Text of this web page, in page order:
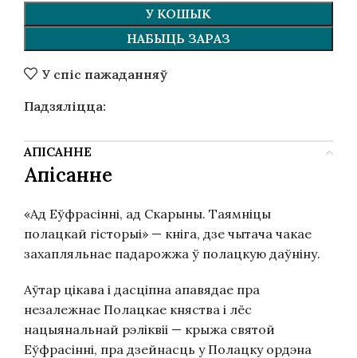
У КОШЫК
НАБЫЦЬ ЗАРАЗ
У спіс пажаданняў
Падзяліцца:
АПІСАННЕ
Апісанне
«Ад Еўфрасінні, ад Скарыны. Таямніцы
полацкай гісторыі» — кніга, дзе чытача чакае
захапляльнае падарожжа ў полацкую даўніну.
Аўтар цікава і дасціпна апавядае пра
незалежнае Полацкае княства і лёс
нацыянальнай рэліквіі — крыжа святой
Еўфрасінні, пра дзейнасць у Полацку ордэна